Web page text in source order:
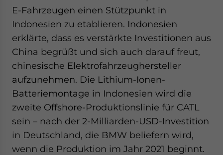
E-Fahrzeugen einen Stützpunkt in
Indonesien zu etablieren. Indonesien
erklärte, dass es verstärkte Investitionen aus
China begrüßt und sich auch darauf freut,
chinesische Elektrofahrzeughersteller
aufzunehmen. Die Lithium-Ionen-
Batteriemontage in Indonesien wird die
zweite Offshore-Produktionslinie für CATL
sein – nach der 2-Milliarden-USD-Investition
in Deutschland, die BMW beliefern wird,
wenn die Produktion im Jahr 2021 beginnt.